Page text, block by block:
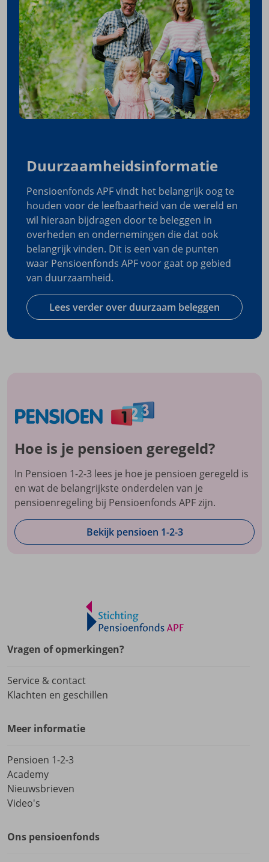
Duurzaamheidsinformatie
Pensioenfonds APF vindt het belangrijk oog te
houden voor de leefbaarheid van de wereld en
wil hieraan bijdragen door te beleggen in
overheden en ondernemingen die dat ook
belangrijk vinden. Dit is een van de punten
waar Pensioenfonds APF voor gaat op gebied
van duurzaamheid.
Lees verder over duurzaam beleggen
Hoe is je pensioen geregeld?
In Pensioen 1-2-3 lees je hoe je pensioen geregeld is
en wat de belangrijkste onderdelen van je
pensioenregeling bij Pensioenfonds APF zijn.
Bekijk pensioen 1-2-3
Vragen of opmerkingen?
Service & contact
Klachten en geschillen
Meer informatie
Pensioen 1-2-3
Academy
Nieuwsbrieven
Video's
Ons pensioenfonds